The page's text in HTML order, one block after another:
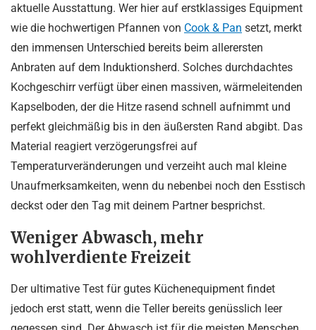
aktuelle Ausstattung. Wer hier auf erstklassiges Equipment
wie die hochwertigen Pfannen von Cook & Pan setzt, merkt
den immensen Unterschied bereits beim allerersten
Anbraten auf dem Induktionsherd. Solches durchdachtes
Kochgeschirr verfügt über einen massiven, wärmeleitenden
Kapselboden, der die Hitze rasend schnell aufnimmt und
perfekt gleichmäßig bis in den äußersten Rand abgibt. Das
Material reagiert verzögerungsfrei auf
Temperaturveränderungen und verzeiht auch mal kleine
Unaufmerksamkeiten, wenn du nebenbei noch den Esstisch
deckst oder den Tag mit deinem Partner besprichst.
Weniger Abwasch, mehr
wohlverdiente Freizeit
Der ultimative Test für gutes Küchenequipment findet
jedoch erst statt, wenn die Teller bereits genüsslich leer